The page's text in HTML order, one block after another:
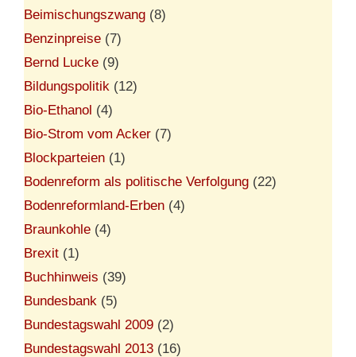
Beimischungszwang (8)
Benzinpreise (7)
Bernd Lucke (9)
Bildungspolitik (12)
Bio-Ethanol (4)
Bio-Strom vom Acker (7)
Blockparteien (1)
Bodenreform als politische Verfolgung (22)
Bodenreformland-Erben (4)
Braunkohle (4)
Brexit (1)
Buchhinweis (39)
Bundesbank (5)
Bundestagswahl 2009 (2)
Bundestagswahl 2013 (16)